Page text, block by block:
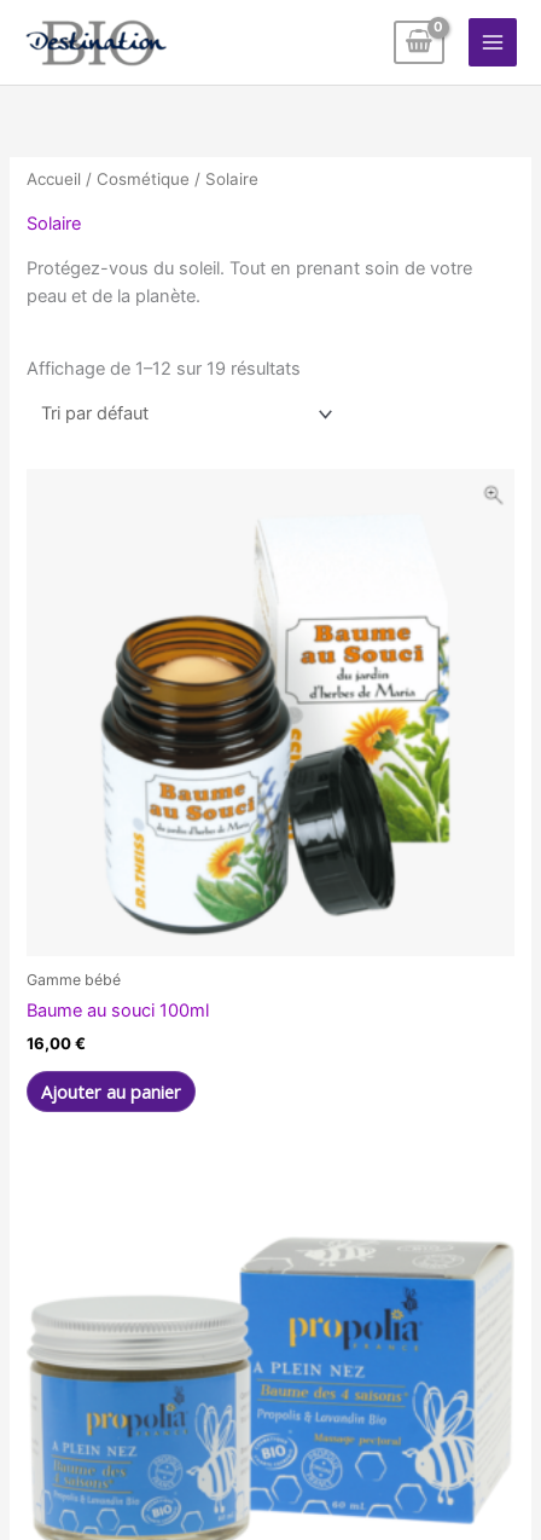
contenu
Accueil / Cosmétique / Solaire
Solaire
Protégez-vous du soleil. Tout en prenant soin de votre
peau et de la planète.
Affichage de 1–12 sur 19 résultats
Gamme bébé
Baume au souci 100ml
16,00€
Ajouter au panier